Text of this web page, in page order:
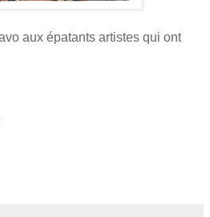
aux épatants artistes qui ont